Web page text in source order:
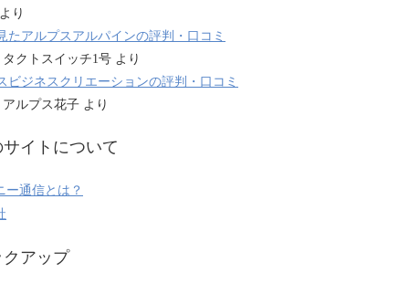
り
たアルプスアルパインの評判・口コミ
タクトスイッチ1号 より
ビジネスクリエーションの評判・口コミ
アルプス花子 より
イトについて
ー通信とは？
クアップ